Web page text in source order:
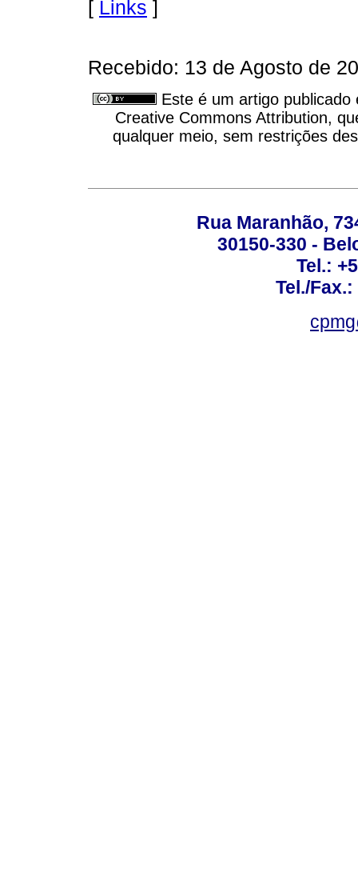
[ Links ]
Recebido: 13 de Agosto de
Este é um artigo publicado
Creative Commons Attribution,
qualquer meio, sem restrições
Rua Maranhão,
30150-330 -
Tel.:
Tel./Fax.: